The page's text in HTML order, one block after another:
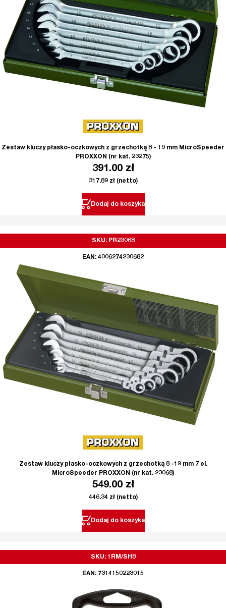
Zestaw kluczy płasko-oczkowych z grzechotką 8 - 19 mm MicroSpeeder
PROXXON (nr kat. 23275)
391.00 zł
317.89 zł(netto)
Dodaj do koszyka
SKU: PR23068
EAN: 4006274230682
Zestaw kluczy płasko-oczkowych z grzechotką 8 -19 mm 7 el.
MicroSpeeder PROXXON (nr kat. 23068)
549.00 zł
446.34 zł(netto)
Dodaj do koszyka
SKU: 1RM/SH8
EAN: 7314150223015